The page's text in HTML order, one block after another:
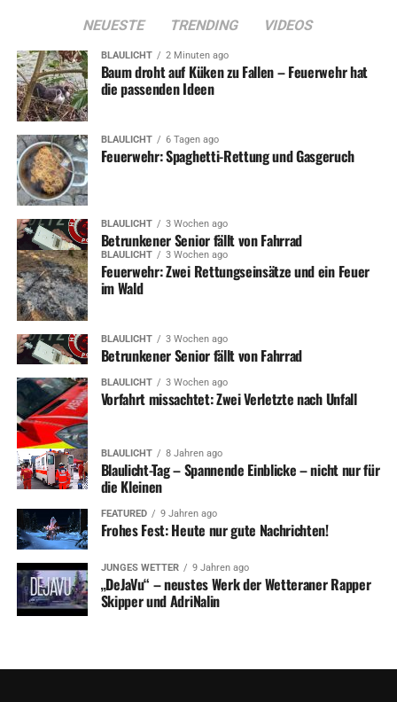
NEUESTE TRENDING VIDEOS
BLAULICHT 2 Minuten ago
Baum droht auf Küken zu Fallen – Feuerwehr hat
die passenden Ideen
BLAULICHT 6 Tagen ago
Feuerwehr: Spaghetti-Rettung und Gasgeruch
BLAULICHT 3 Wochen ago
Betrunkener Senior fällt von Fahrrad
BLAULICHT 3 Wochen ago
Feuerwehr: Zwei Rettungseinsätze und ein Feuer
im Wald
BLAULICHT 3 Wochen ago
Betrunkener Senior fällt von Fahrrad
BLAULICHT 3 Wochen ago
Vorfahrt missachtet: Zwei Verletzte nach Unfall
BLAULICHT 8 Jahren ago
Blaulicht-Tag – Spannende Einblicke – nicht nur für
die Kleinen
FEATURED 9 Jahren ago
Frohes Fest: Heute nur gute Nachrichten!
JUNGES WETTER 9 Jahren ago
„DeJaVu“ – neustes Werk der Wetteraner Rapper
Skipper und AdriNalin